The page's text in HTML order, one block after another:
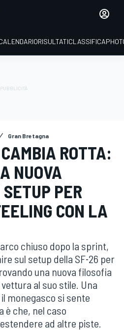
RISULTATICLASSIFICA
Gran Bretagna
ROTTA:
NUOVA
PER
CON LA
chiuso dopo la sprint,
sul setup della SF‑26 per
una nuova filosofia
al suo stile. Una
monegasco si sente
è che, nel caso
ad altre piste.